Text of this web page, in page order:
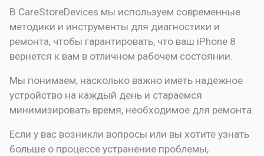
В CareStoreDevices мы используем современные
методики и инструменты для диагностики и
ремонта, чтобы гарантировать, что ваш iPhone 8
вернется к вам в отличном рабочем состоянии.
Мы понимаем, насколько важно иметь надежное
устройство на каждый день и стараемся
минимизировать время, необходимое для ремонта.
Если у вас возникли вопросы или вы хотите узнать
больше о процессе устранение проблемы,